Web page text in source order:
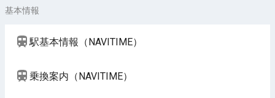
基本情報
駅基本情報（NAVITIME）
乗換案内（NAVITIME）